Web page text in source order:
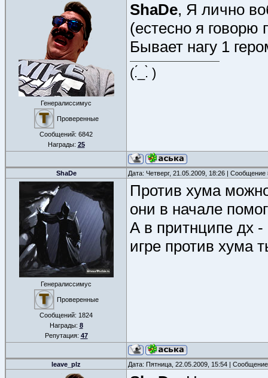
Генералиссимус
Проверенные
Сообщений: 6842
Награды: 25
ShaDe, Я лично
(естесно я говорю
Бывает нагу 1
(.́_.̀ )
ShaDe Дата: Четверг, 21.05.2009, 18:26 |
Генералиссимус
Проверенные
Сообщений: 1824
Награды: 8
Репутация: 47
Против хума
они в начале
А в притнципе дх -
игре против хума
leave_plz Дата: Пятница, 22.05.2009, 15:54 |